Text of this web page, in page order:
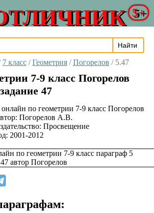
5+
7 класс / Геометрия / Погорелов / 5.47
7-9 класс Погорелов
47
Погорелов А.В.
Просвещение
2001-2012